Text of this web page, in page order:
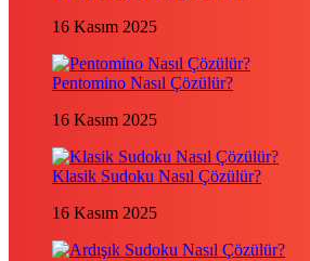
16 Kasım 2025
Pentomino Nasıl Çözülür?
16 Kasım 2025
Klasik Sudoku Nasıl Çözülür?
16 Kasım 2025